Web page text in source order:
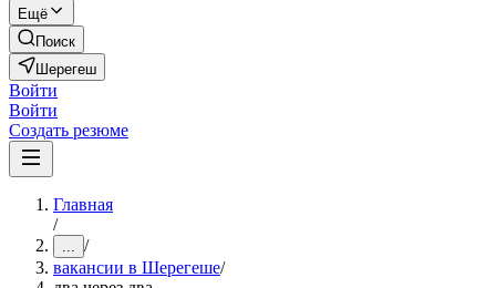
Ещё
Поиск
Шерегеш
Войти
Войти
Создать резюме
Главная
/
... /
вакансии в Шерегеше/